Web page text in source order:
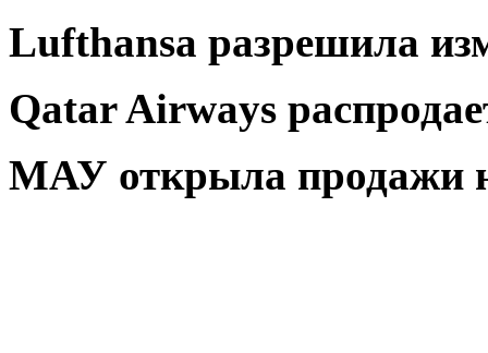
Lufthansa разрешила
Qatar Airways
МАУ открыла продажи